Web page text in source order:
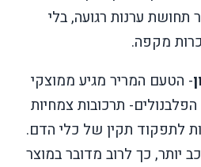
תחושת ערנות רגועה, בלי
מקפה.
- הטעם המריר מגיע ממוצקי
תרכובות צמחיות
לתפקוד תקין של כלי הדם.
יותר, כך לרוב מדובר במוצר